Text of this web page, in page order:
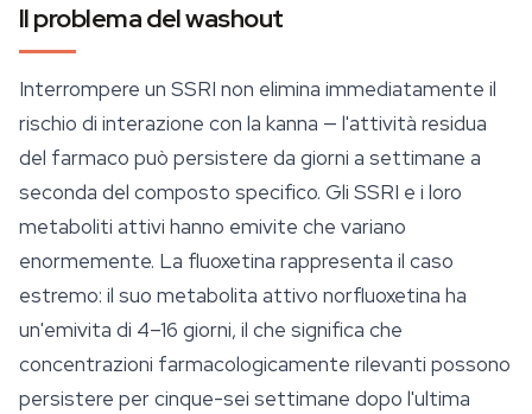
Il problema del washout
Interrompere un SSRI non elimina immediatamente il
rischio di interazione con la kanna — l'attività residua
del farmaco può persistere da giorni a settimane a
seconda del composto specifico. Gli SSRI e i loro
metaboliti attivi hanno emivite che variano
enormemente. La fluoxetina rappresenta il caso
estremo: il suo metabolita attivo norfluoxetina ha
un'emivita di 4–16 giorni, il che significa che
concentrazioni farmacologicamente rilevanti possono
persistere per cinque-sei settimane dopo l'ultima